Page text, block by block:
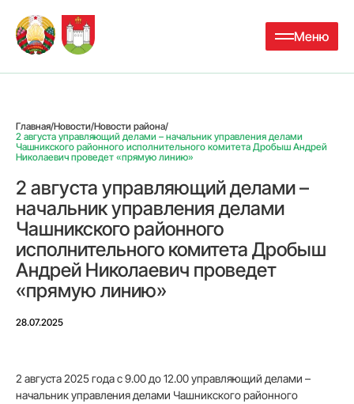
Меню
Главная/Новости/Новости района/
2 августа управляющий делами – начальник управления делами
Чашникского районного исполнительного комитета Дробыш Андрей
Николаевич проведет «прямую линию»
2 августа управляющий делами –
начальник управления делами
Чашникского районного
исполнительного комитета Дробыш
Андрей Николаевич проведет
«прямую линию»
28.07.2025
2 августа 2025 года с 9.00 до 12.00 управляющий делами –
начальник управления делами Чашникского районного